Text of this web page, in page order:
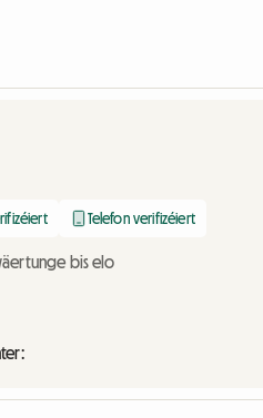
Telefon verifizéiert
bis elo